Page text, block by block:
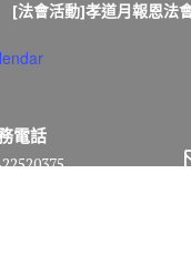
[法會活動]孝道月報恩法
電話